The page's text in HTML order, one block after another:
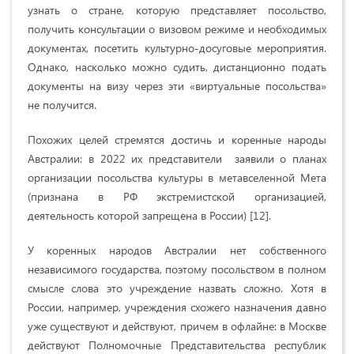
узнать о стране, которую представляет посольство,
получить консультации о визовом режиме и необходимых
документах, посетить культурно-досуговые мероприятия.
Однако, насколько можно судить, дистанционно подать
документы на визу через эти «виртуальные посольства»
не получится.
Похожих целей стремятся достичь и коренные народы
Австралии: в 2022 их представители заявили о планах
организации посольства культуры в метавселенной Мета
(признана в РФ экстремистской организацией,
деятельность которой запрещена в России) [12].
У коренных народов Австралии нет собственного
независимого государства, поэтому посольством в полном
смысле слова это учреждение назвать сложно. Хотя в
России, например, учреждения схожего назначения давно
уже существуют и действуют, причем в офлайне: в Москве
действуют Полномочные Представительства республик